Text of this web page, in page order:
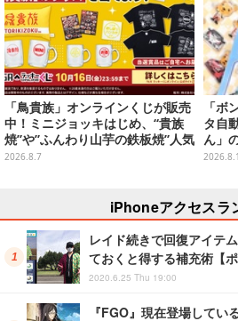
「鳥貴族」オンラインくじが販売
中！ミニジョッキはじめ、“貴族
焼”や”ふんわり山芋の鉄板焼”人気
メニューTシャツなどラインナッ
2026.8.7
「ボ
タ自
ん」
場！
2026.8.1
iPhoneアクセスラ
レイド続きで回復アイテ
ておくと得する補充術【
2020.6.25 Thu 19:00
『FGO』現在登場してい